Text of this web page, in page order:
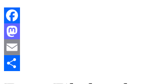
Facebook
Mastodon
Email